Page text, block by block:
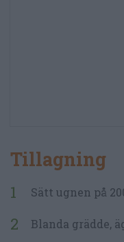
Tillagning
Sätt ugnen på
Blanda grädde,